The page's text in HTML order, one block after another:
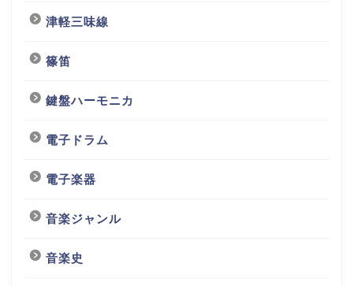
津軽三味線
篠笛
鍵盤ハーモニカ
電子ドラム
電子楽器
音楽ジャンル
音楽史